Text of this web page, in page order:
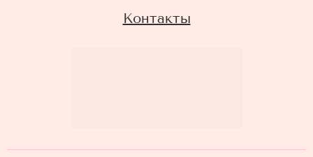
Контакты